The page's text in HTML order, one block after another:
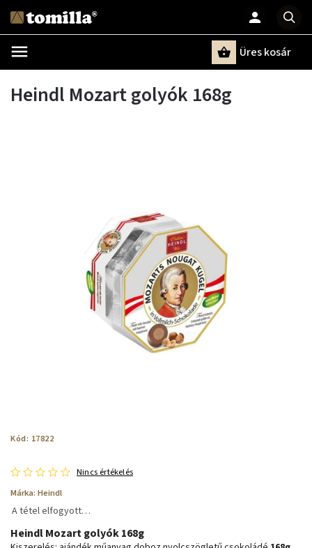
Üres kosár
Heindl Mozart golyók 168g
Kód: 17822
Nincs értékelés
Márka: Heindl
A tétel elfogyott…
Heindl Mozart golyók 168g